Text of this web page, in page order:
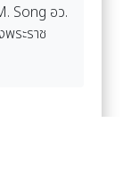
Song อว.
ระราช